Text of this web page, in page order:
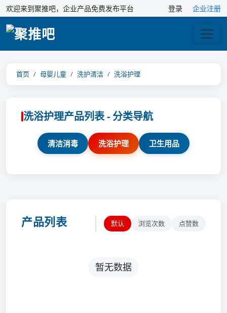
欢迎来到聚推吧，企业产品免费发布平台 登录 企业注册
首页 母婴儿童 洗护清洁 洗浴护理
洗浴护理产品列表 - 分类导航
清洁消毒 洗浴护理 卫生用品
产品列表 默认 浏览次数 点赞数
暂无数据